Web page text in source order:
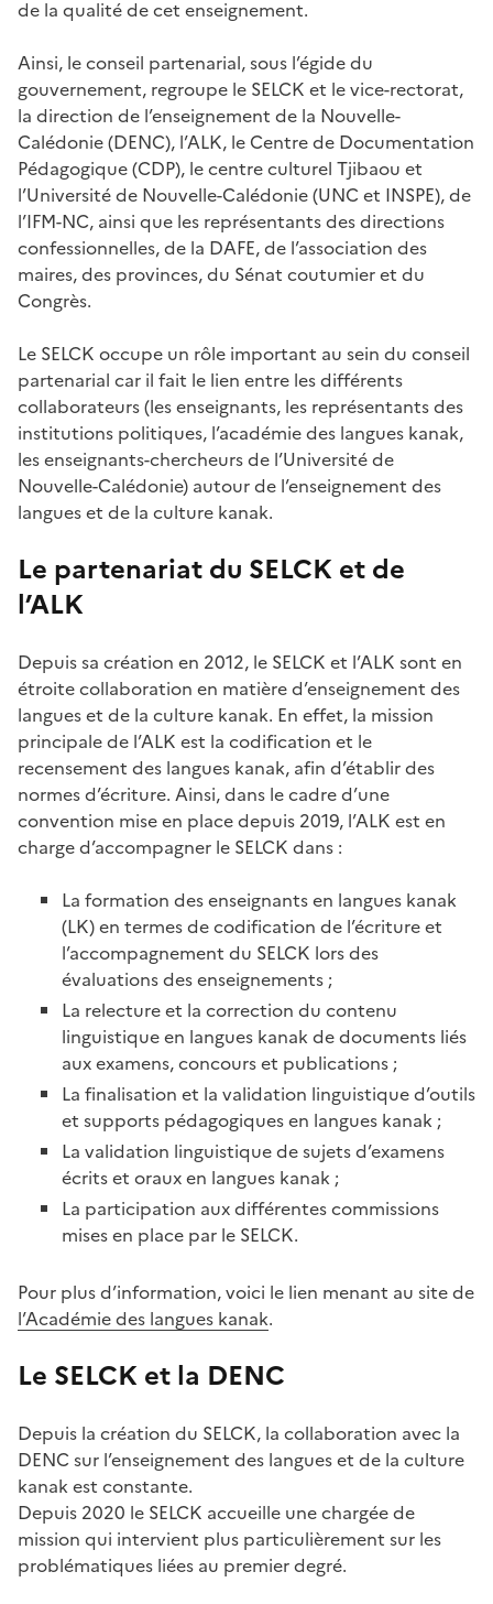
de la qualité de cet enseignement.
Ainsi, le conseil partenarial, sous l’égide du
gouvernement, regroupe le SELCK et le vice-rectorat,
la direction de l’enseignement de la Nouvelle-
Calédonie (DENC), l’ALK, le Centre de Documentation
Pédagogique (CDP), le centre culturel Tjibaou et
l’Université de Nouvelle-Calédonie (UNC et INSPE), de
l’IFM-NC, ainsi que les représentants des directions
confessionnelles, de la DAFE, de l’association des
maires, des provinces, du Sénat coutumier et du
Congrès.
Le SELCK occupe un rôle important au sein du conseil
partenarial car il fait le lien entre les différents
collaborateurs (les enseignants, les représentants des
institutions politiques, l’académie des langues kanak,
les enseignants-chercheurs de l’Université de
Nouvelle-Calédonie) autour de l’enseignement des
langues et de la culture kanak.
Le partenariat du SELCK et de
l’ALK
Depuis sa création en 2012, le SELCK et l’ALK sont en
étroite collaboration en matière d’enseignement des
langues et de la culture kanak. En effet, la mission
principale de l’ALK est la codification et le
recensement des langues kanak, afin d’établir des
normes d’écriture. Ainsi, dans le cadre d’une
convention mise en place depuis 2019, l’ALK est en
charge d’accompagner le SELCK dans :
La formation des enseignants en langues kanak
(LK) en termes de codification de l’écriture et
l’accompagnement du SELCK lors des
évaluations des enseignements ;
La relecture et la correction du contenu
linguistique en langues kanak de documents liés
aux examens, concours et publications ;
La finalisation et la validation linguistique d’outils
et supports pédagogiques en langues kanak ;
La validation linguistique de sujets d’examens
écrits et oraux en langues kanak ;
La participation aux différentes commissions
mises en place par le SELCK.
Pour plus d’information, voici le lien menant au site de
l’Académie des langues kanak.
Le SELCK et la DENC
Depuis la création du SELCK, la collaboration avec la
DENC sur l’enseignement des langues et de la culture
kanak est constante.
Depuis 2020 le SELCK accueille une chargée de
mission qui intervient plus particulièrement sur les
problématiques liées au premier degré.